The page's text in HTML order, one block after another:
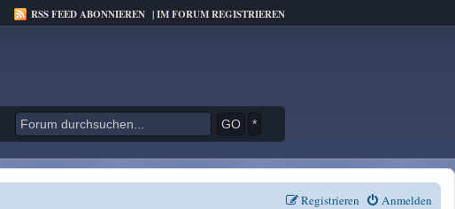
RSS FEED ABONNIEREN |IM FORUM REGISTRIEREN
*
Anmelden
Registrieren